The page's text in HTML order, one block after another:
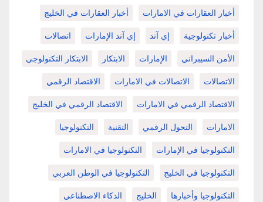
أخبار العقارات في الامارات أخبار العقارات في الخليج
أخبار تكنولوجية إي آند إي آند الإمارات اتصالات
الأمن السيبراني الإمارات الابتكار الابتكار التكنولوجي
الاتصالات الاتصالات في الامارات الاقتصاد الرقمي
الاقتصاد الرقمي في الامارات الاقتصاد الرقمي في الخليج
الامارات التحول الرقمي التقنية التكنولوجيا
التكنولوجيا في الإمارات التكنولوجيا في الامارات
التكنولوجيا في الخليج التكنولوجيا في الوطن العربي
التكنولوجيا وأخبارها الخليج الذكاء الاصطناعي